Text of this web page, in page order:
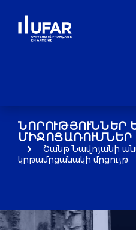
ՆՈՐՈՒԹՅՈՒՆՆԵՐ ԵՒ
ԻՋՈՑԱՌՈՒՄՆԵՐ
Շանթ Նավոյանի
կրթամրցանակի մրցույթ